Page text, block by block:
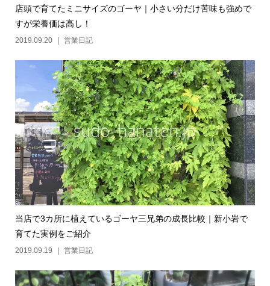
店頭で育てたミニサイズのゴーヤ｜小さい分だけ苦味も強めで
すが栄養価は高し！
2019.09.20 営業日記
当店で3カ所に植えているゴーヤ三兄弟の成長比較｜新小岩で
育てた実例をご紹介
2019.09.19 営業日記